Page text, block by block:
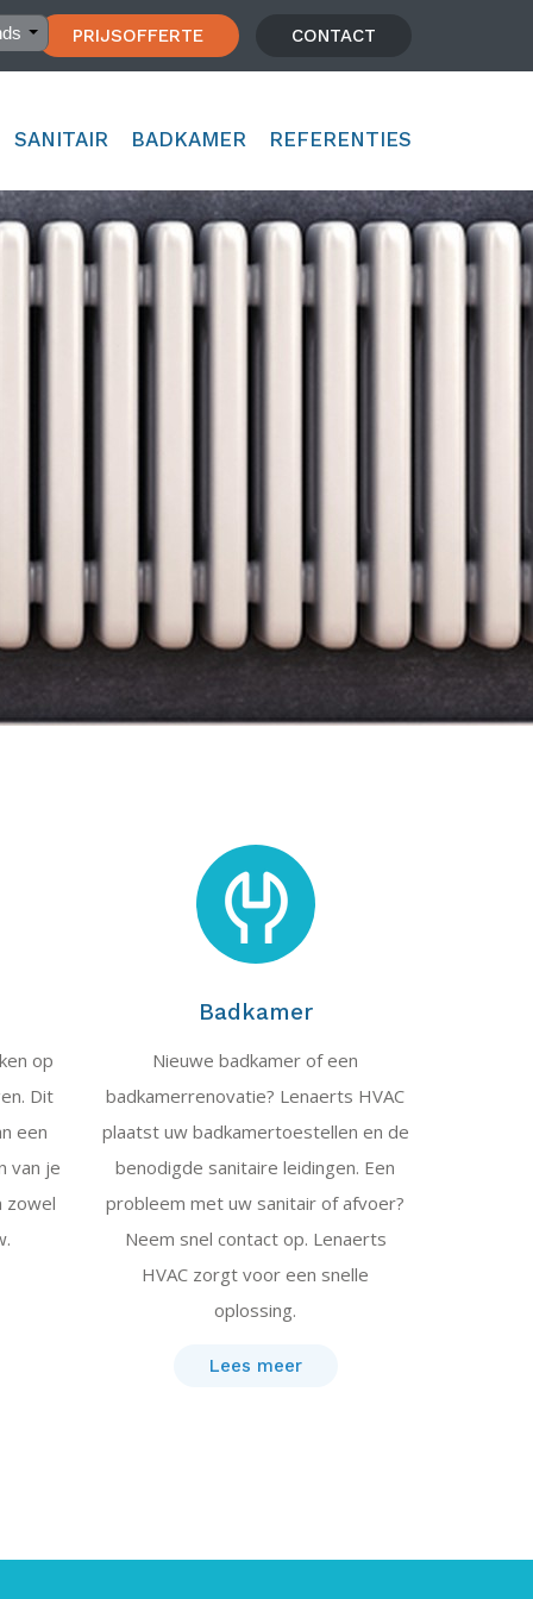
PRIJSOFFERTE CONTACT
SANITAIR BADKAMER REFERENTIES
op
Dit
een
van je
zowel
Badkamer
Nieuwe badkamer of een
badkamerrenovatie? Lenaerts HVAC
plaatst uw badkamertoestellen en de
benodigde sanitaire leidingen. Een
probleem met uw sanitair of afvoer?
Neem snel contact op. Lenaerts
HVAC zorgt voor een snelle
oplossing.
Lees meer